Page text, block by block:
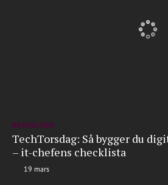
BRANSCHEN
TechTorsdag: Så bygger du
– it-chefens checklista
19 mars